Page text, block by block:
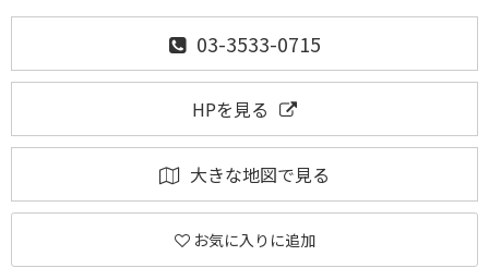
03-3533-0715
HPを見る
大きな地図で見る
お気に入りに追加